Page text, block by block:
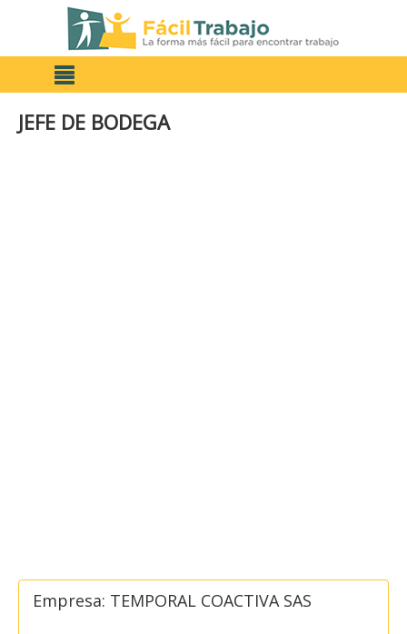
JEFE DE BODEGA
Empresa: TEMPORAL COACTIVA SAS